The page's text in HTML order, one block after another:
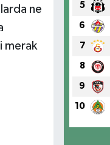
ne
merak
5
6
7
8
9
10